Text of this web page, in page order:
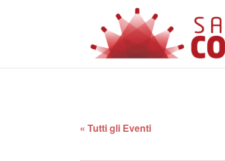
« Tutti gli Eventi